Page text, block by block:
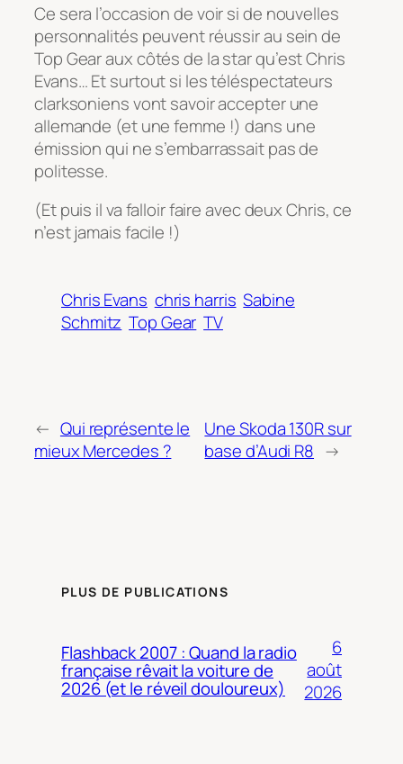
Ce sera l’occasion de voir si de nouvelles
personnalités peuvent réussir au sein de
Top Gear aux côtés de la star qu’est Chris
Evans… Et surtout si les téléspectateurs
clarksoniens vont savoir accepter une
allemande (et une femme !) dans une
émission qui ne s’embarrassait pas de
politesse.
(Et puis il va falloir faire avec deux Chris, ce
n’est jamais facile !)
Chris Evans chris harris Sabine
Schmitz Top Gear TV
← Qui représente le
mieux Mercedes ?
Une Skoda 130R sur
base d’Audi R8 →
PLUS DE PUBLICATIONS
Flashback 2007 : Quand la radio
française rêvait la voiture de
2026 (et le réveil douloureux)
6
août
2026